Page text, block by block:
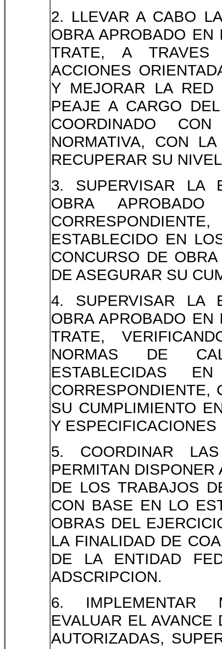
2. LLEVAR A CABO
OBRA APROBADO
TRATE, A
ACCIONES
Y MEJORAR LA RED
PEAJE A CARGO
COORDINADO
NORMATIVA, CON
RECUPERAR SU
3. SUPERVISAR LA
OBRA
ESTABLECIDO EN
CONCURSO DE
DE ASEGURAR SU
4. SUPERVISAR LA
OBRA APROBADO
TRATE,
NORMAS DE
ESTABLECIDAS
CORRESPONDIENTE,
SU CUMPLIMIENTO
Y ESPECIFICACIONES
5. COORDINAR
PERMITAN
DE LOS TRABAJOS
CON BASE EN LO
OBRAS DEL
LA FINALIDAD DE
DE LA ENTIDAD
ADSCRIPCION.
6. IMPLEMENTAR
EVALUAR EL
AUTORIZADAS,